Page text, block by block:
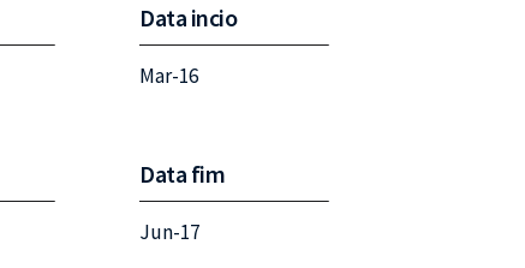
Data incio
Mar-16
Data fim
Jun-17